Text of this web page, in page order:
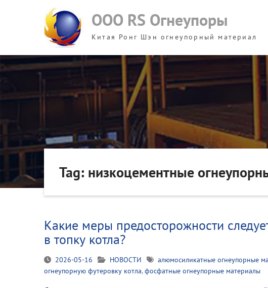
ООО RS Огнеупоры
Китая Ронг Шэн огнеупорный материал
Tag: низкоцементные
Какие меры предосторожности
в топку котла?
2026-05-16 НОВОСТИ алюмосиликатные огнеупорные
огнеупорную футеровку котла,фосфатные огнеупорные материалы